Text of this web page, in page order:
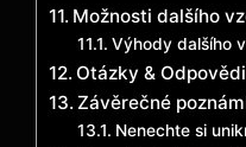
Možnosti dalšího
Výhody‌ dalšího
Otázky‍ & Odpovědi
Závěrečné
Nenechte si